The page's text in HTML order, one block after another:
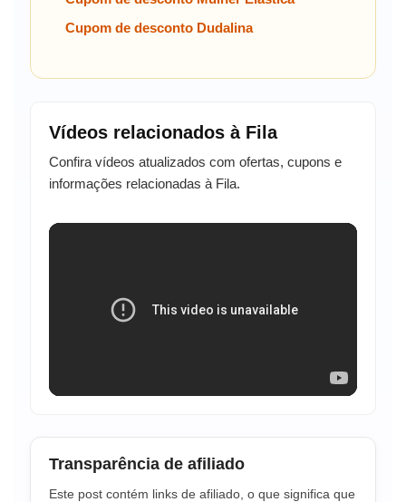
Cupom de desconto Dudalina
Vídeos relacionados à Fila
Confira vídeos atualizados com ofertas, cupons e
informações relacionadas à Fila.
Transparência de afiliado
Este post contém links de afiliado, o que significa que